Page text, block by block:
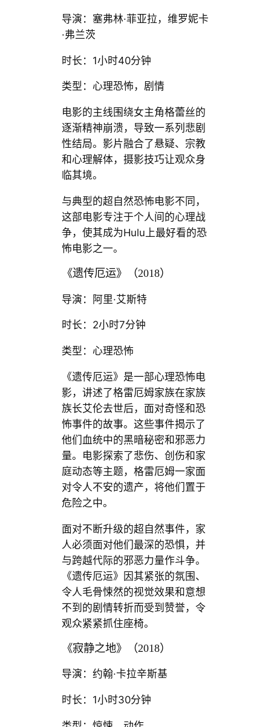
导演：塞弗林·菲亚拉，维罗妮卡
·弗兰茨
时长：1小时40分钟
类型：心理恐怖，剧情
电影的主线围绕女主角格蕾丝的
逐渐精神崩溃，导致一系列悲剧
性结局。影片融合了悬疑、宗教
和心理解体，摄影技巧让观众身
临其境。
与典型的超自然恐怖电影不同，
这部电影专注于个人间的心理战
争，使其成为Hulu上最好看的恐
怖电影之一。
《遗传厄运》（2018）
导演：阿里·艾斯特
时长：2小时7分钟
类型：心理恐怖
《遗传厄运》是一部心理恐怖电
影，讲述了格雷厄姆家族在家族
族长艾伦去世后，面对奇怪和恐
怖事件的故事。这些事件揭示了
他们血统中的黑暗秘密和邪恶力
量。电影探索了悲伤、创伤和家
庭动态等主题，格雷厄姆一家面
对令人不安的遗产，将他们置于
危险之中。
面对不断升级的超自然事件，家
人必须面对他们最深的恐惧，并
与跨越代际的邪恶力量作斗争。
《遗传厄运》因其紧张的氛围、
令人毛骨悚然的视觉效果和意想
不到的剧情转折而受到赞誉，令
观众紧紧抓住座椅。
《寂静之地》（2018）
导演：约翰·卡拉辛斯基
时长：1小时30分钟